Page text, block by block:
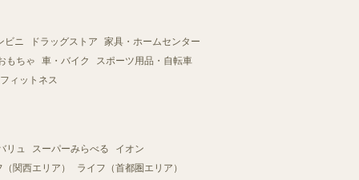
ビニ ドラッグストア
家具・ホームセンター
もちゃ
車・バイク
スポーツ用品・自転車
ィットネス
リュ スーパーみらべる
イオン
関西エリア）
ライフ（首都圏エリア）